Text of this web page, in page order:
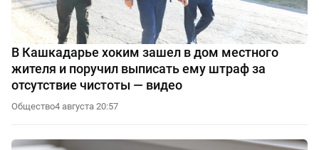
В Кашкадарье хоким зашел в дом местного
жителя и поручил выписать ему штраф за
отсутствие чистоты — видео
Общество4 августа 20:57